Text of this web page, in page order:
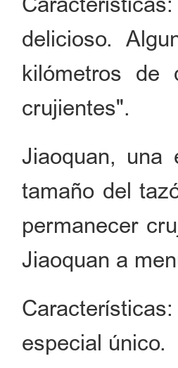
delicioso.
kilómetros de
crujientes".
Jiaoquan, una
tamaño del
permanecer
Jiaoquan a
especial único.